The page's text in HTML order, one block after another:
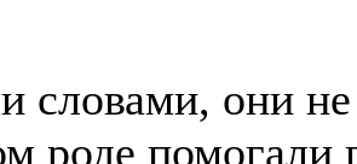
словами, они
роде помогали